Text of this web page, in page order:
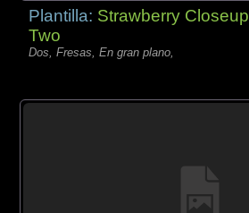
Plantilla: Strawberry Closeup
Two
Dos, Fresas, En gran plano,